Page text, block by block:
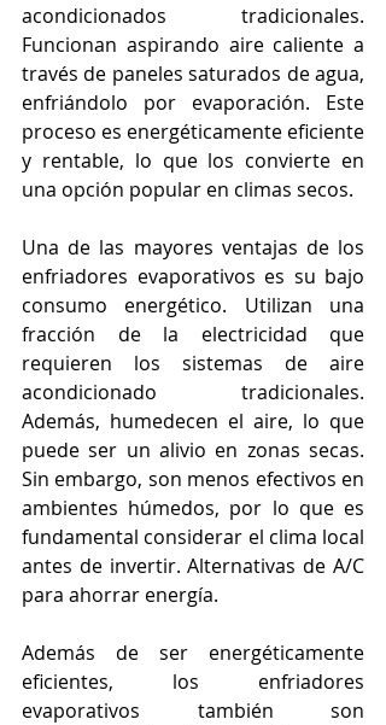
acondicionados tradicionales.
Funcionan aspirando aire caliente a
través de paneles saturados de agua,
enfriándolo por evaporación. Este
proceso es energéticamente eficiente
y rentable, lo que los convierte en
una opción popular en climas secos.
Una de las mayores ventajas de los
enfriadores evaporativos es su bajo
consumo energético. Utilizan una
fracción de la electricidad que
requieren los sistemas de aire
acondicionado tradicionales.
Además, humedecen el aire, lo que
puede ser un alivio en zonas secas.
Sin embargo, son menos efectivos en
ambientes húmedos, por lo que es
fundamental considerar el clima local
antes de invertir. Alternativas de A/C
para ahorrar energía.
Además de ser energéticamente
eficientes, los enfriadores
evaporativos también son